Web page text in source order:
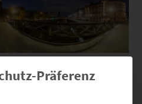
–€689,00Präferenz